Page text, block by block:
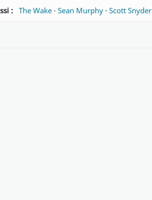
: The Wake ·Sean Murphy ·Scott Snyder